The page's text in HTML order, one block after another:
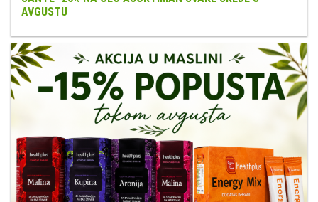
AVGUSTU